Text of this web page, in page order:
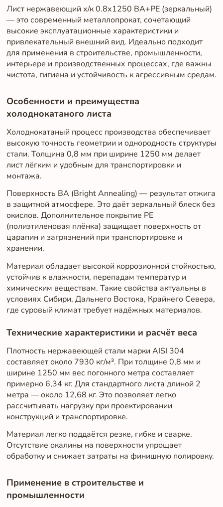
Лист нержавеющий х/к 0.8х1250 BA+PE (зеркальный)
— это современный металлопрокат, сочетающий
высокие эксплуатационные характеристики и
привлекательный внешний вид. Идеально подходит
для применения в строительстве, промышленности,
интерьере и производственных процессах, где важны
чистота, гигиена и устойчивость к агрессивным средам.
Особенности и преимущества
холоднокатаного листа
Холоднокатаный процесс производства обеспечивает
высокую точность геометрии и однородность структуры
стали. Толщина 0,8 мм при ширине 1250 мм делает
лист лёгким и удобным для транспортировки и
монтажа.
Поверхность BA (Bright Annealing) — результат отжига
в защитной атмосфере. Это даёт зеркальный блеск без
окислов. Дополнительное покрытие PE
(полиэтиленовая плёнка) защищает поверхность от
царапин и загрязнений при транспортировке и
хранении.
Материал обладает высокой коррозионной стойкостью,
устойчив к влажности, перепадам температур и
химическим веществам. Такие свойства актуальны в
условиях Сибири, Дальнего Востока, Крайнего Севера,
где суровый климат требует надёжных материалов.
Технические характеристики и расчёт веса
Плотность нержавеющей стали марки AISI 304
составляет около 7930 кг/м³. При толщине 0,8 мм и
ширине 1250 мм вес погонного метра составляет
примерно 6,34 кг. Для стандартного листа длиной 2
метра — около 12,68 кг. Это позволяет легко
рассчитывать нагрузку при проектировании
конструкций и транспортировке.
Материал легко поддаётся резке, гибке и сварке.
Отсутствие окалины на поверхности упрощает
обработку и снижает затраты на финишную полировку.
Применение в строительстве и
промышленности